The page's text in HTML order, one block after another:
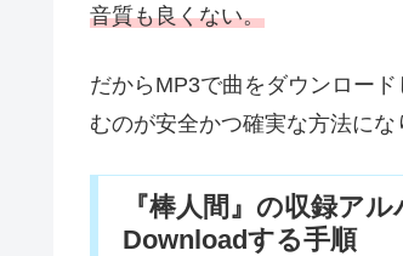
音質も良くない。
だからMP3で曲をダウンロー
むのが安全かつ確実な方法にな
『棒人間』の収録ア
Downloadする手順